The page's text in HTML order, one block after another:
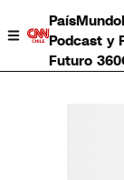
PaísMundo
Podcast y
Futuro 360